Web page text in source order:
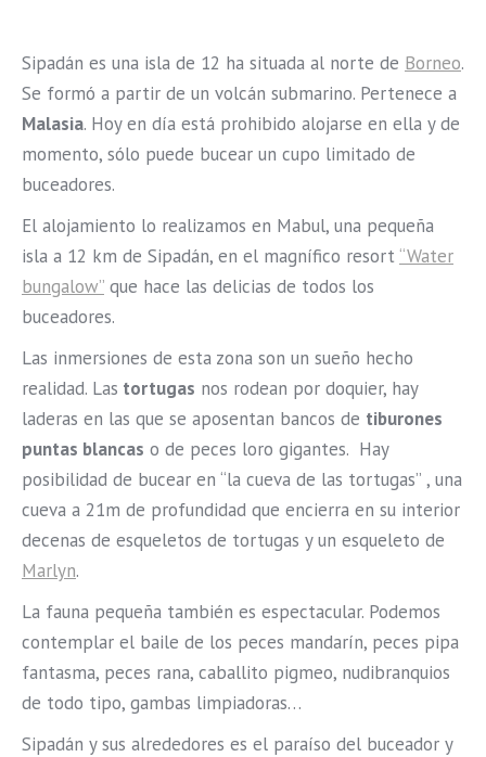
Sipadán es una isla de 12 ha situada al norte de Borneo.
Se formó a partir de un volcán submarino. Pertenece a
Malasia. Hoy en día está prohibido alojarse en ella y de
momento, sólo puede bucear un cupo limitado de
buceadores.
El alojamiento lo realizamos en Mabul, una pequeña
isla a 12 km de Sipadán, en el magnífico resort “Water
bungalow” que hace las delicias de todos los
buceadores.
Las inmersiones de esta zona son un sueño hecho
realidad. Las tortugas nos rodean por doquier, hay
laderas en las que se aposentan bancos de tiburones
puntas blancas o de peces loro gigantes. Hay
posibilidad de bucear en “la cueva de las tortugas” , una
cueva a 21m de profundidad que encierra en su interior
decenas de esqueletos de tortugas y un esqueleto de
Marlyn.
La fauna pequeña también es espectacular. Podemos
contemplar el baile de los peces mandarín, peces pipa
fantasma, peces rana, caballito pigmeo, nudibranquios
de todo tipo, gambas limpiadoras…
Sipadán y sus alrededores es el paraíso del buceador y